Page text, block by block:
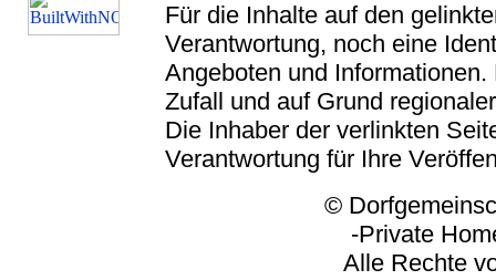
Für die Inhalte auf den
Verantwortung, noch eine
Angeboten und
Zufall und auf Grund
Die Inhaber der verlinkten
Verantwortung für Ihre
© Dorfgemeinschaft
-Private
Alle Rechte